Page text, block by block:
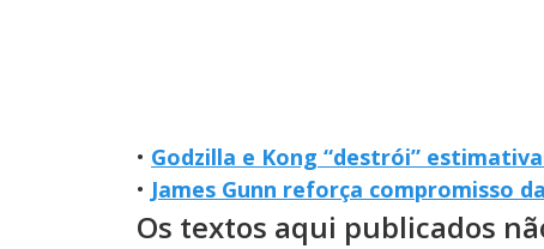
• Godzilla e Kong “destrói”
• James Gunn reforça compromisso
Os textos aqui publicados